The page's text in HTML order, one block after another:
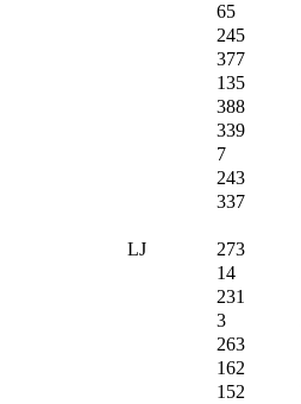
65
245
377
135
388
339
7
243
337
LJ 273
14
231
3
263
162
152